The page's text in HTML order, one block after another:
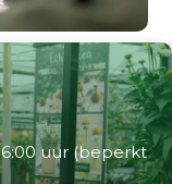
uur (beperkt